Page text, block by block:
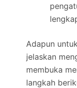
Adapun
jelaskan
membuka
langkah